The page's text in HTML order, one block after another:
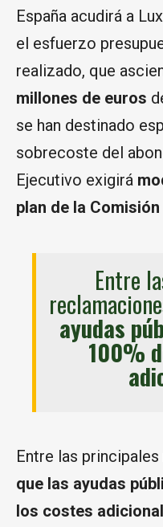
España acudirá a
el esfuerzo
realizado, que
millones de euros
se han destinado
sobrecoste del
Ejecutivo exigirá
plan de la Comisión
Entre
ayudas
100%
Entre las
que las ayudas
los costes